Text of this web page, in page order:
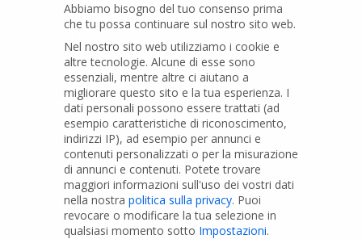
16015 Casella (GE) – Italy
01079200299
PRODOTTI
Tubi PVC
Raccordi PVC
Tubi e Raccordi in PVC-A
Pozzi Artesiani
Abbiamo bisogno del tuo consenso prima
che tu possa continuare sul nostro sito web.
Nel nostro sito web utilizziamo i cookie e
altre tecnologie. Alcune di esse sono
essenziali, mentre altre ci aiutano a
migliorare questo sito e la tua esperienza. I
dati personali possono essere trattati (ad
esempio caratteristiche di riconoscimento,
indirizzi IP), ad esempio per annunci e
contenuti personalizzati o per la misurazione
di annunci e contenuti. Potete trovare
maggiori informazioni sull'uso dei vostri dati
nella nostra politica sulla privacy. Puoi
revocare o modificare la tua selezione in
qualsiasi momento sotto Impostazioni.